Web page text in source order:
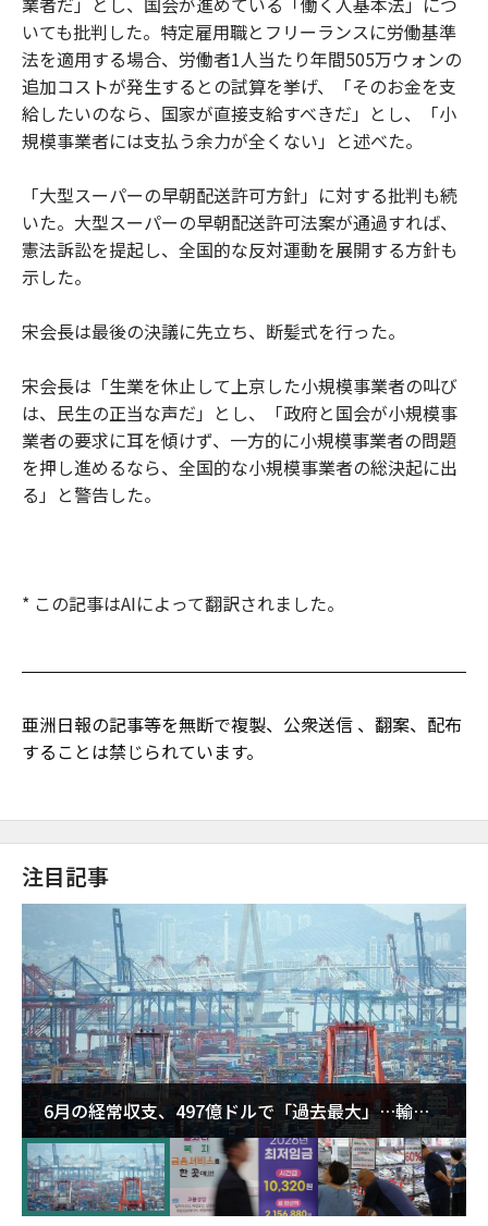
いても批判した。特定雇用職とフリーランスに労働基準
法を適用する場合、労働者1人当たり年間505万ウォンの
追加コストが発生するとの試算を挙げ、「そのお金を支
給したいのなら、国家が直接支給すべきだ」とし、「小
規模事業者には支払う余力が全くない」と述べた。
「大型スーパーの早朝配送許可方針」に対する批判も続
いた。大型スーパーの早朝配送許可法案が通過すれば、
憲法訴訟を提起し、全国的な反対運動を展開する方針も
示した。
宋会長は最後の決議に先立ち、断髪式を行った。
宋会長は「生業を休止して上京した小規模事業者の叫び
は、民生の正当な声だ」とし、「政府と国会が小規模事
業者の要求に耳を傾けず、一方的に小規模事業者の問題
を押し進めるなら、全国的な小規模事業者の総決起に出
る」と警告した。
* この記事はAIによって翻訳されました。
亜洲日報の記事等を無断で複製、公衆送信 、翻案、配布
することは禁じられています。
注目記事
6月の経常収支、497億ドルで「過去最大」…輸出
が初の1000億ドル突破